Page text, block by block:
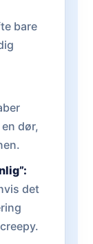
bare
dør,
det